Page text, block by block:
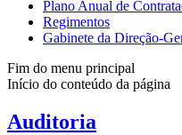
Plano Anual de
Regimentos
Gabinete da Direção-
Fim do menu principal
Início do conteúdo da página
Auditoria